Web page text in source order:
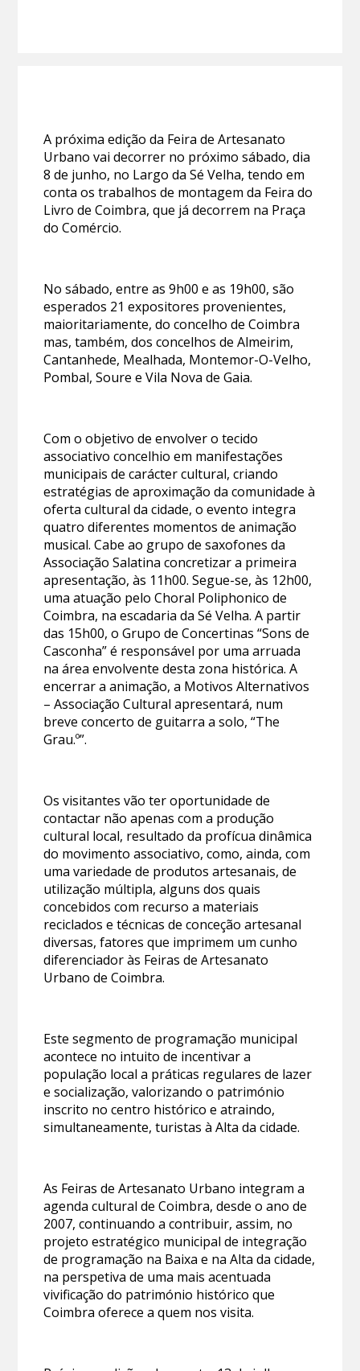
A próxima edição da Feira de Artesanato
Urbano vai decorrer no próximo sábado, dia
8 de junho, no Largo da Sé Velha, tendo em
conta os trabalhos de montagem da Feira do
Livro de Coimbra, que já decorrem na Praça
do Comércio.
No sábado, entre as 9h00 e as 19h00, são
esperados 21 expositores provenientes,
maioritariamente, do concelho de Coimbra
mas, também, dos concelhos de Almeirim,
Cantanhede, Mealhada, Montemor-O-Velho,
Pombal, Soure e Vila Nova de Gaia.
Com o objetivo de envolver o tecido
associativo concelhio em manifestações
municipais de carácter cultural, criando
estratégias de aproximação da comunidade à
oferta cultural da cidade, o evento integra
quatro diferentes momentos de animação
musical. Cabe ao grupo de saxofones da
Associação Salatina concretizar a primeira
apresentação, às 11h00. Segue-se, às 12h00,
uma atuação pelo Choral Poliphonico de
Coimbra, na escadaria da Sé Velha. A partir
das 15h00, o Grupo de Concertinas “Sons de
Casconha” é responsável por uma arruada
na área envolvente desta zona histórica. A
encerrar a animação, a Motivos Alternativos
– Associação Cultural apresentará, num
breve concerto de guitarra a solo, “The
Grau.º”.
Os visitantes vão ter oportunidade de
contactar não apenas com a produção
cultural local, resultado da profícua dinâmica
do movimento associativo, como, ainda, com
uma variedade de produtos artesanais, de
utilização múltipla, alguns dos quais
concebidos com recurso a materiais
reciclados e técnicas de conceção artesanal
diversas, fatores que imprimem um cunho
diferenciador às Feiras de Artesanato
Urbano de Coimbra.
Este segmento de programação municipal
acontece no intuito de incentivar a
população local a práticas regulares de lazer
e socialização, valorizando o património
inscrito no centro histórico e atraindo,
simultaneamente, turistas à Alta da cidade.
As Feiras de Artesanato Urbano integram a
agenda cultural de Coimbra, desde o ano de
2007, continuando a contribuir, assim, no
projeto estratégico municipal de integração
de programação na Baixa e na Alta da cidade,
na perspetiva de uma mais acentuada
vivificação do património histórico que
Coimbra oferece a quem nos visita.